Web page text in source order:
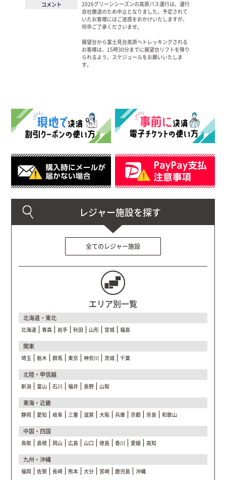
コメント
2026グリーンシーズンの高原バス運行は、運行
会社撤退のため中止となりました。予定されて
いたお客様にはご迷惑をおかけいたしますが、
何卒ご了承くださいませ。
展望台から富士見台高原へトレッキングされる
お客様は、15時30分までに展望台リフトを降り
られるよう、スケジュールをお願いいたしま
す。
全てのレジャー施設
エリア別一覧
北海道・東北
北海道 青森 岩手 秋田 山形 宮城 福島
関東
埼玉 栃木 群馬 東京 神奈川 茨城 千葉
北陸・甲信越
新潟 富山 石川 福井 長野 山梨
東海・近畿
静岡 愛知 岐阜 三重 滋賀 大阪 兵庫 京都 奈良 和歌山
中国・四国
鳥取 島根 岡山 広島 山口 徳島 香川 愛媛 高知
九州・沖縄
福岡 佐賀 長崎 熊本 大分 宮崎 鹿児島 沖縄